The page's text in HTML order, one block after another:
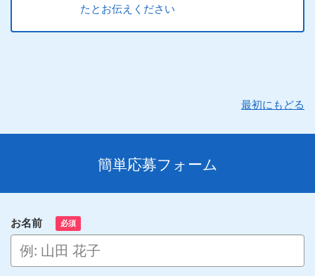
たとお伝えください
最初にもどる
簡単応募フォーム
お名前 必須